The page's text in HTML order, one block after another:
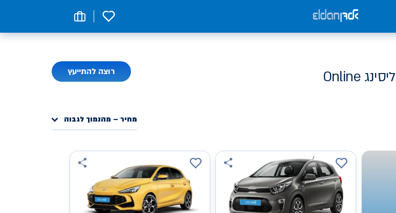
0
ליסינג Online רוצה להתייעץ
מחיר – מהנמוך לגבוה